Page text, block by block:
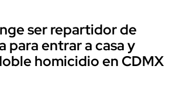
ser repartidor de
para entrar a casa y
homicidio en CDMX